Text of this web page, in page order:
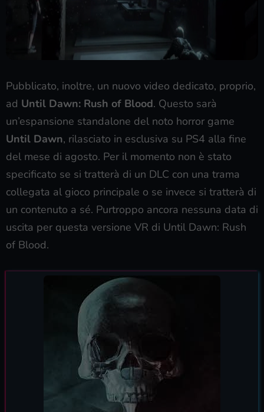
Pubblicato, inoltre, un nuovo video dedicato, proprio,
ad Until Dawn: Rush of Blood. Questo sarà
un’espansione standalone del noto horror game
Until Dawn, rilasciato in esclusiva su PS4 alla fine
del mese di agosto. Per il momento non è stato
specificato se si tratterà di un DLC con una trama
collegata al gioco principale o se invece si tratterà di
un contenuto a sé. Purtroppo ancora nessuna data di
uscita per questa versione VR di Until Dawn: Rush
of Blood.